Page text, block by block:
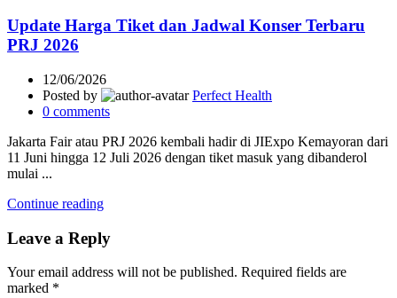
Update Harga Tiket dan Jadwal Konser Terbaru
PRJ 2026
12/06/2026
Posted by
Perfect Health
0 comments
Jakarta Fair atau PRJ 2026 kembali hadir di JIExpo Kemayoran dari
11 Juni hingga 12 Juli 2026 dengan tiket masuk yang dibanderol
mulai ...
Continue reading
Leave a Reply
Your email address will not be published. Required fields are
marked *